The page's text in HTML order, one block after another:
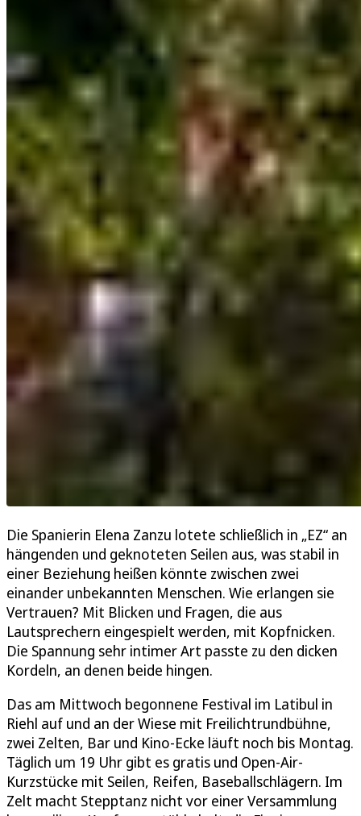
Die Spanierin Elena Zanzu lotete schließlich in „EZ“ an
hängenden und geknoteten Seilen aus, was stabil in
einer Beziehung heißen könnte zwischen zwei
einander unbekannten Menschen. Wie erlangen sie
Vertrauen? Mit Blicken und Fragen, die aus
Lautsprechern eingespielt werden, mit Kopfnicken.
Die Spannung sehr intimer Art passte zu den dicken
Kordeln, an denen beide hingen.
Das am Mittwoch begonnene Festival im Latibul in
Riehl auf und an der Wiese mit Freilichtrundbühne,
zwei Zelten, Bar und Kino-Ecke läuft noch bis Montag.
Täglich um 19 Uhr gibt es gratis und Open-Air-
Kurzstücke mit Seilen, Reifen, Baseballschlägern. Im
Zelt macht Stepptanz nicht vor einer Versammlung